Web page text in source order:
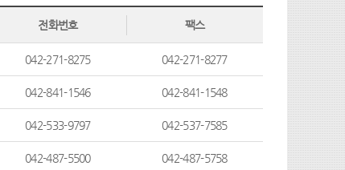
전화번호 팩스
042-271-8275 042-271-8277
042-841-1546 042-841-1548
042-533-9797 042-537-7585
042-487-5500 042-487-5758